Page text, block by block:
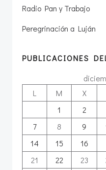
Radio Pan y Trabajo
Peregrinación a Luján
PUBLICACIONES
L
M X
1
2
7
8 9
14
15 16
21
22 23